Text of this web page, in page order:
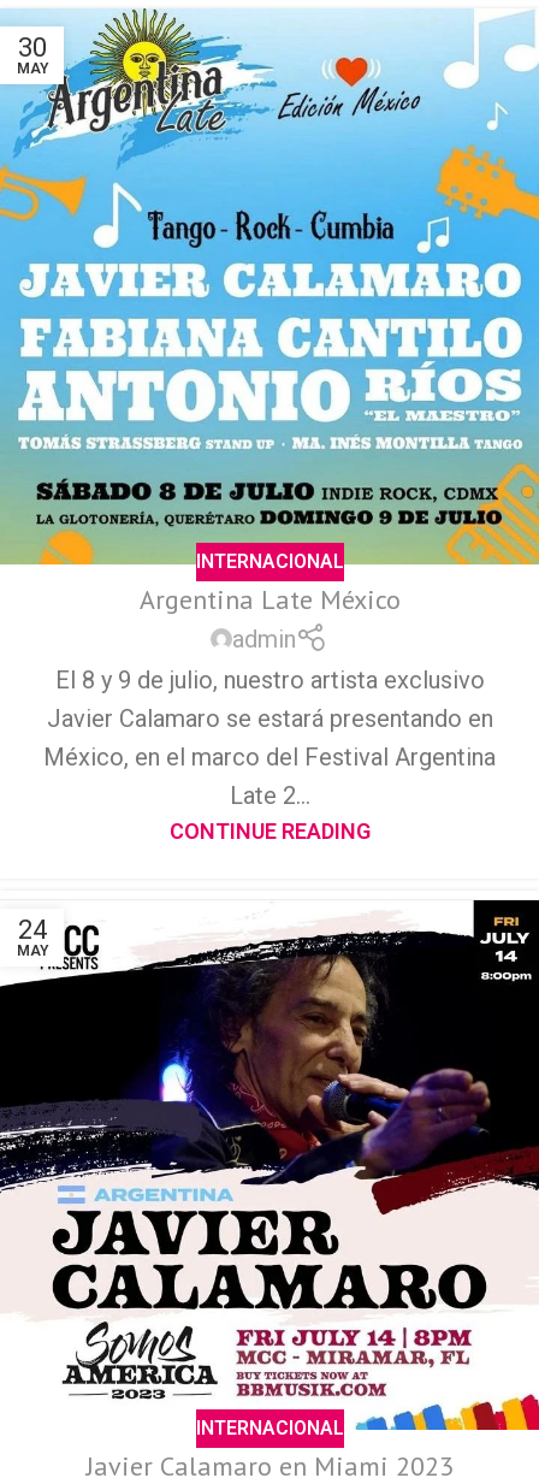
30
MAY
INTERNACIONAL
Argentina Late México
admin
El 8 y 9 de julio, nuestro artista exclusivo
Javier Calamaro se estará presentando en
México, en el marco del Festival Argentina
Late 2...
CONTINUE READING
24
MAY
INTERNACIONAL
Javier Calamaro en Miami 2023